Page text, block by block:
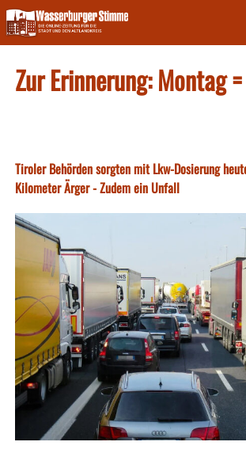
Skip
to
content
Zur Erinnerung: Montag
Tiroler Behörden sorgten mit Lkw-Dosierung
Kilometer Ärger - Zudem ein Unfall